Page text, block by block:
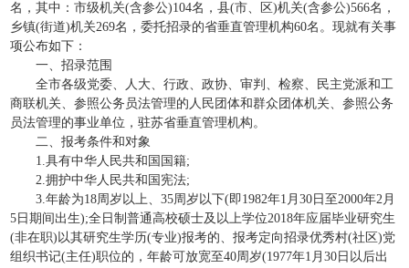
名，其中：市级机关(含参公)104名，县(市、区)机关(含参公)566名，
乡镇(街道)机关269名，委托招录的省垂直管理机构60名。现就有关事
项公布如下：
一、招录范围
全市各级党委、人大、行政、政协、审判、检察、民主党派和工
商联机关、参照公务员法管理的人民团体和群众团体机关、参照公务
员法管理的事业单位，驻苏省垂直管理机构。
二、报考条件和对象
1.具有中华人民共和国国籍;
2.拥护中华人民共和国宪法;
3.年龄为18周岁以上、35周岁以下(即1982年1月30日至2000年2月
5日期间出生);全日制普通高校硕士及以上学位2018年应届毕业研究生
(非在职)以其研究生学历(专业)报考的、报考定向招录优秀村(社区)党
组织书记(主任)职位的，年龄可放宽至40周岁(1977年1月30日以后出